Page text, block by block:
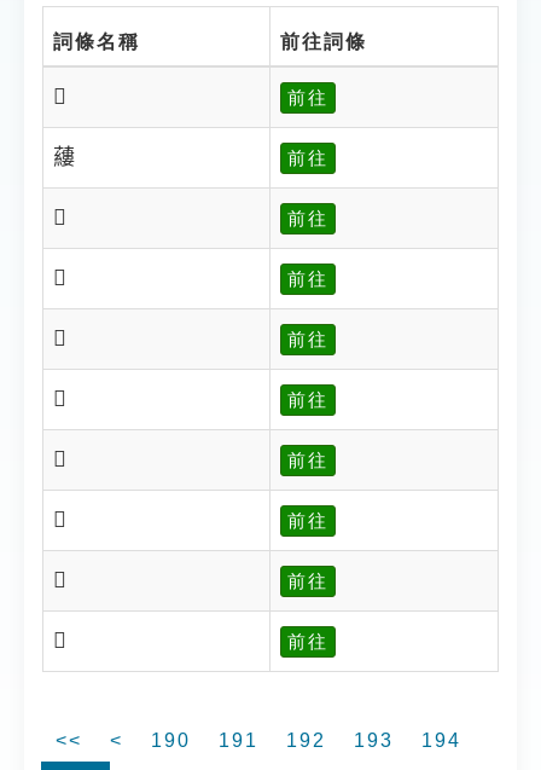
詞條名稱 前往詞條
𧃑 前往
𧃒 前往
𧃓 前往
𧃔 前往
𧃕 前往
𧃖 前往
𧃗 前往
𧃘 前往
𧃙 前往
𧃚 前往
<< < 190 191 192 193
194